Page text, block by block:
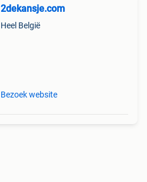
2dekansje.com
Heel België
Bezoek website